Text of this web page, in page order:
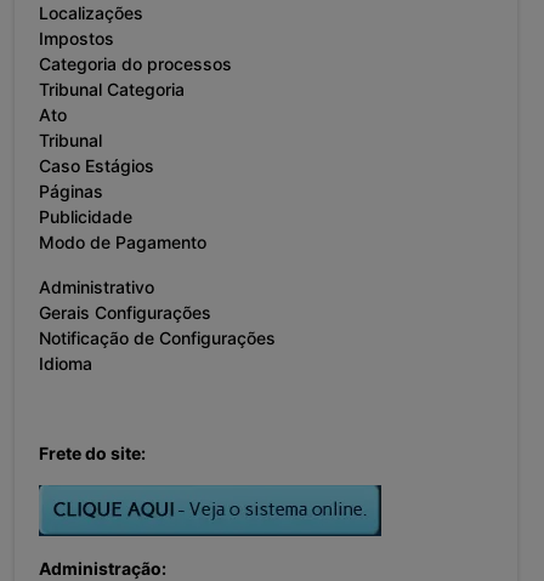
Localizações
Impostos
Categoria do processos
Tribunal Categoria
Ato
Tribunal
Caso Estágios
Páginas
Publicidade
Modo de Pagamento
Administrativo
Gerais Configurações
Notificação de Configurações
Idioma
Frete do site:
Administração: